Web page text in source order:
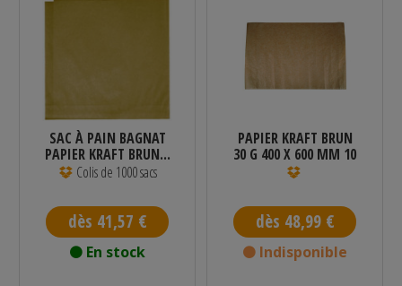
SAC À PAIN BAGNAT
PAPIER KRAFT BRUN...
Colis de 1000 sacs
dès 41,57 €
En stock
PAPIER KRAFT BRUN
30 G 400 X 600 MM 10
KG
dès 48,99 €
Indisponible